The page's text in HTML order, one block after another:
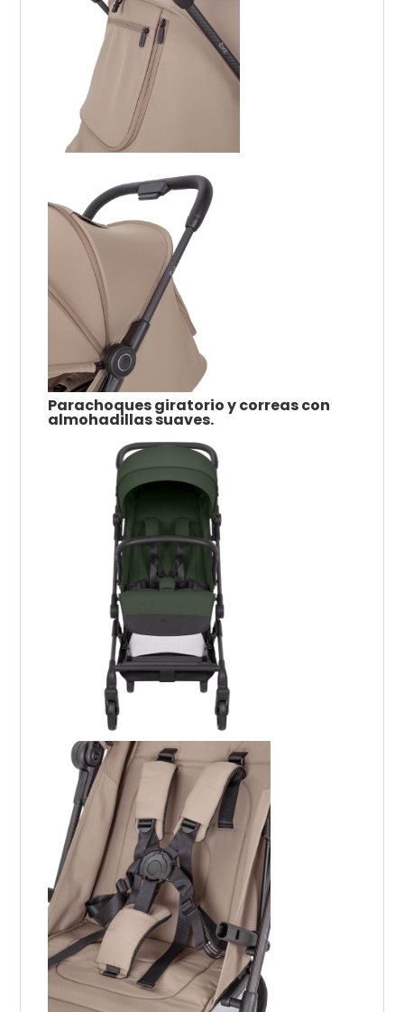
Parachoques giratorio y correas con
almohadillas suaves.